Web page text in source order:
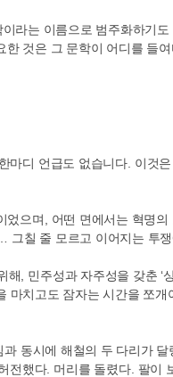
이라는 이름으로 범주화하기도
한 것은 그 문학이 어디를 들
마디 언급도 없습니다. 이것
었으며 어떤 면에서는 혁명
그칠 줄 모르고 이어지는 투
해 민주성과 자주성을 갖춘 ‘
마치고도 잠자는 시간을 쪼
과 동시에 해철의 두 다리가
전했다. 머리를 돌렸다. 팔이